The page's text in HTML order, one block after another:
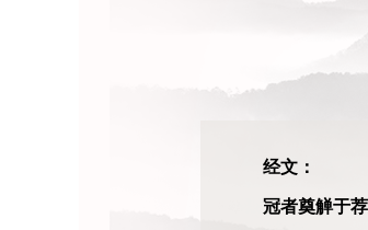
经文：
冠者奠觯于